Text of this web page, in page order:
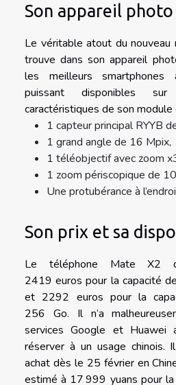
Son appareil
Le véritable atout du
trouve dans son appareil
les meilleurs smartphones
puissant disponibles
caractéristiques de son module
1 capteur principal RYYB
1 grand angle de 16 Mpix,
1 téléobjectif avec zoom
1 zoom périscopique de
Une protubérance à
Son prix et sa
Le téléphone Mate X2
2419 euros pour la capacité
et 2292 euros pour la
256 Go. Il n’a
services Google et
réserver à un usage chinois.
achat dès le 25 février en
estimé à 17 999 yuans pour